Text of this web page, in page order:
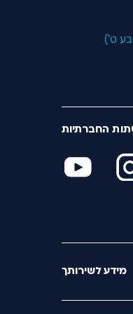
ט')
החברתיות
מידע לשירותך